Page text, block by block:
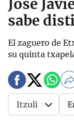
José
sabe
El zaguero de
su quinta
Itzuli